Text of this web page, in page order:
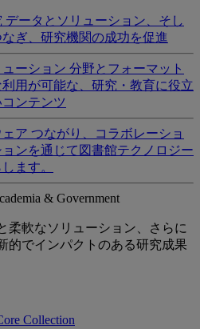
データとソリューション、そし
ぎ、研究機関の成功を促進
ーション 分野とフォーマット
用が可能な、研究・教育に役立
ンテンツ
ア つながり、コラボレーショ
ンを通じて図書館テクノロジー
ます。
& Government
柔軟なソリューション、さらに
的でインパクトのある研究成果
Collection